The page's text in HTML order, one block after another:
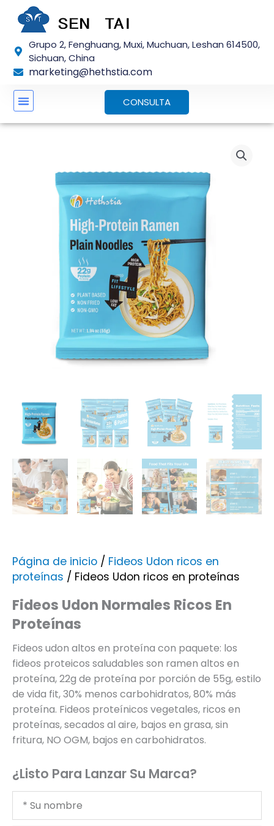
Grupo 2, Fenghuang, Muxi, Muchuan, Leshan 614500,
Sichuan, China
marketing@hethstia.com
CONSULTA
Página de inicio / Fideos Udon ricos en
proteínas / Fideos Udon ricos en proteínas
Fideos Udon Normales Ricos En
Proteínas
Fideos udon altos en proteína con paquete: los
fideos proteicos saludables son ramen altos en
proteína, 22g de proteína por porción de 55g, estilo
de vida fit, 30% menos carbohidratos, 80% más
proteína. Fideos proteínicos vegetales, ricos en
proteínas, secados al aire, bajos en grasa, sin
fritura, NO OGM, bajos en carbohidratos.
¿Listo Para Lanzar Su Marca?